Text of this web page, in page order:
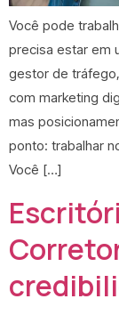
Você pode
precisa estar em
gestor de
com marketing
mas
ponto: trabalhar
Você […]